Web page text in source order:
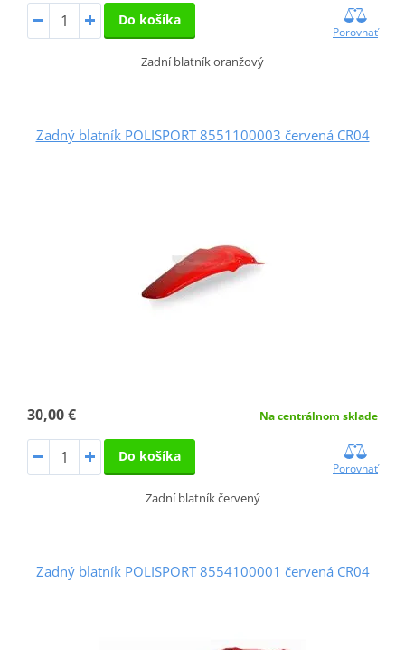
Do košíka
Porovnať
Zadní blatník oranžový
Zadný blatník POLISPORT 8551100003 červená CR04
30,00 € Na centrálnom sklade
Do košíka
Porovnať
Zadní blatník červený
Zadný blatník POLISPORT 8554100001 červená CR04